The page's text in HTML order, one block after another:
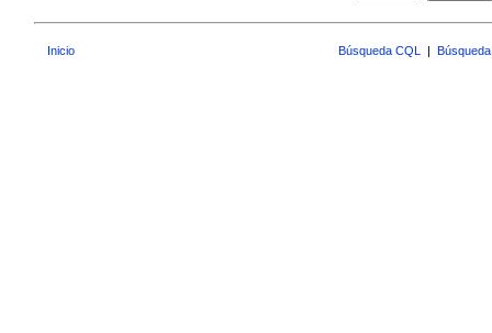
Inicio Búsqueda CQL